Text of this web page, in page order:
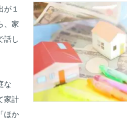
１
、家
話し
な
家計
ほか